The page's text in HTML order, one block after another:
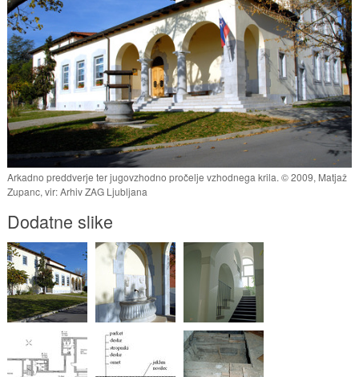
Arkadno preddverje ter jugovzhodno pročelje vzhodnega krila. © 2009, Matjaž
Zupanc, vir: Arhiv ZAG Ljubljana
Dodatne slike